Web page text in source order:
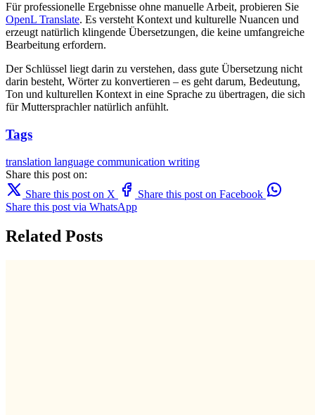
Für professionelle Ergebnisse ohne manuelle Arbeit, probieren Sie
OpenL Translate. Es versteht Kontext und kulturelle Nuancen und
erzeugt natürlich klingende Übersetzungen, die keine umfangreiche
Bearbeitung erfordern.
Der Schlüssel liegt darin zu verstehen, dass gute Übersetzung nicht
darin besteht, Wörter zu konvertieren – es geht darum, Bedeutung,
Ton und kulturellen Kontext in eine Sprache zu übertragen, die sich
für Muttersprachler natürlich anfühlt.
Tags
translation language communication writing
Share this post on:
Share this post on X
Share this post on Facebook
Share this post via WhatsApp
Related Posts